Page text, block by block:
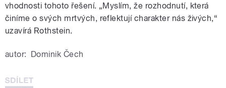
vhodnosti tohoto řešení. „Myslím, že rozhodnutí, která
činíme o svých mrtvých, reflektují charakter nás živých,“
uzavírá Rothstein.
autor: Dominik Čech